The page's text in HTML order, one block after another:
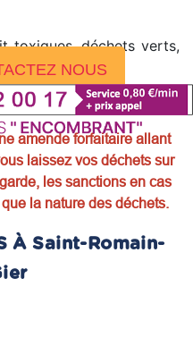
NOUS
toxiques, déchets verts,
dangereux.
amende forfaitaire allant
laissez vos déchets sur
les sanctions en cas
la nature des déchets.
À Saint-Romain-